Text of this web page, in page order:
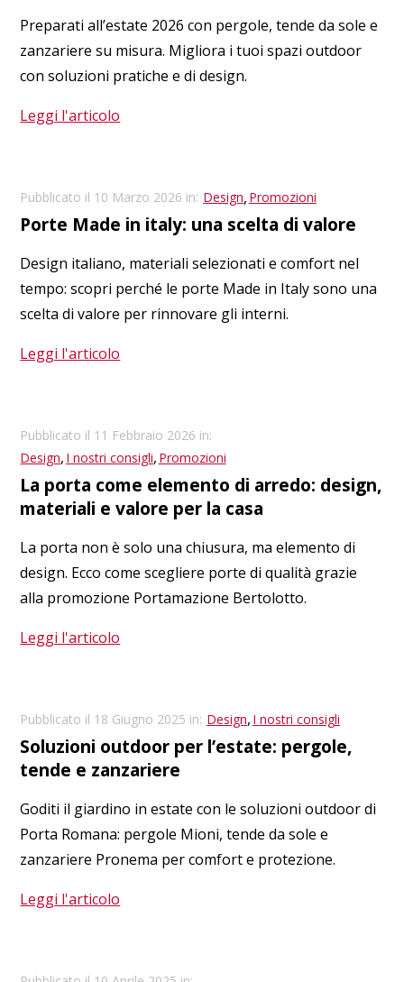
Preparati all’estate 2026 con pergole, tende da sole e
zanzariere su misura. Migliora i tuoi spazi outdoor
con soluzioni pratiche e di design.
Leggi l'articolo
Pubblicato il 10 Marzo 2026 in: Design, Promozioni
Porte Made in italy: una scelta di valore
Design italiano, materiali selezionati e comfort nel
tempo: scopri perché le porte Made in Italy sono una
scelta di valore per rinnovare gli interni.
Leggi l'articolo
Pubblicato il 11 Febbraio 2026 in:
Design, I nostri consigli, Promozioni
La porta come elemento di arredo: design,
materiali e valore per la casa
La porta non è solo una chiusura, ma elemento di
design. Ecco come scegliere porte di qualità grazie
alla promozione Portamazione Bertolotto.
Leggi l'articolo
Pubblicato il 18 Giugno 2025 in: Design, I nostri consigli
Soluzioni outdoor per l’estate: pergole,
tende e zanzariere
Goditi il giardino in estate con le soluzioni outdoor di
Porta Romana: pergole Mioni, tende da sole e
zanzariere Pronema per comfort e protezione.
Leggi l'articolo